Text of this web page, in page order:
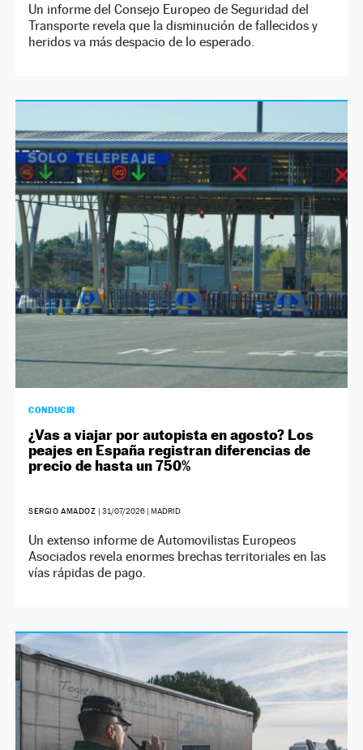
Un informe del Consejo Europeo de Seguridad del
Transporte revela que la disminución de fallecidos y
heridos va más despacio de lo esperado.
CONDUCIR
¿Vas a viajar por autopista en agosto? Los
peajes en España registran diferencias de
precio de hasta un 750%
SERGIO AMADOZ |31/07/2026 | MADRID
Un extenso informe de Automovilistas Europeos
Asociados revela enormes brechas territoriales en las
vías rápidas de pago.